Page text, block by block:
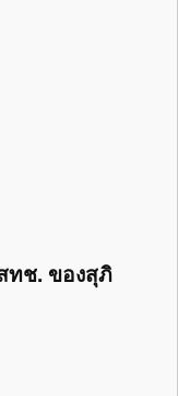
ทช. ของสุภิ